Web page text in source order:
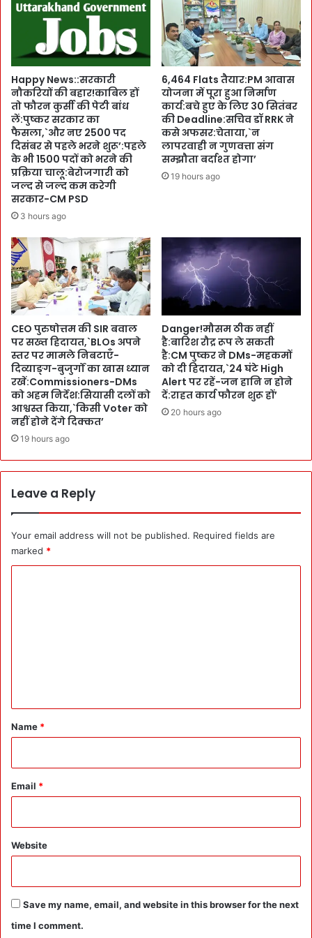
e
s
से
ना
ता
जो
ड़े
’
:
G
r
p
h
i
c
E
r
a
में
S
e
m
i
n
a
के
दा
र
ना
थ
में
भ
क्तों
का
सै
ला
:
कु
द
र
ती
क
ह
र
के
बा
व
जू
द
टू
ग
सा
2
0
2
c
d
:
1
.
5
6
ख
से
Happy News::सरकारी
नौकरियों की बहार!काबिल हों
तो फौरन कुर्सी की पेटी बांध
लें:पुष्कर सरकार का
फैसला,`और नए 2500 पद
दिसंबर से पहले भरने शुरू’:पहले
के भी 1500 पदों को भरने की
प्रक्रिया चालू:बेरोजगारी को
जल्द से जल्द कम करेगी
सरकार-CM PSD
3 hours ago
6,464 Flats तैयार:PM आवास
योजना में पूरा हुआ निर्माण
कार्य:बचे हुए के लिए 30 सितंबर
की Deadline:सचिव डॉ RRK ने
कसे अफसर:चेताया,`न
लापरवाही न गुणवत्ता संग
सम्झौता बर्दाश्त होगा’
19 hours ago
CEO पुरुषोत्तम की SIR बवाल
पर सख्त हिदायत,`BLOs अपने
स्तर पर मामले निबटाएँ-
दिव्याङ्ग-बुजुर्गों का खास ध्यान
रखें:Commissioners-DMs
को अहम निर्देश:सियासी दलों को
आश्वस्त किया,`किसी Voter को
नहीं होने देंगे दिक्कत’
19 hours ago
Danger!मौसम ठीक नहीं
है:बारिश रौद्र रूप ले सकती
है:CM पुष्कर ने DMs-महकमों
को दी हिदायत,`24 घंटे High
Alert पर रहें-जन हानि न होने
दें:राहत कार्य फौरन शुरू हों’
20 hours ago
Leave a Reply
Your email address will not be published. Required fields are
marked *
*
Name *
Email *
Website
Save my name, email, and website in this browser for the next
time I comment.